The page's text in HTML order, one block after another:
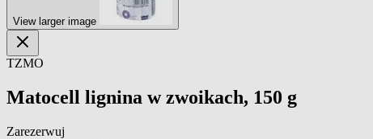
View larger image
TZMO
Matocell lignina w zwoikach, 150 g
Zarezerwuj